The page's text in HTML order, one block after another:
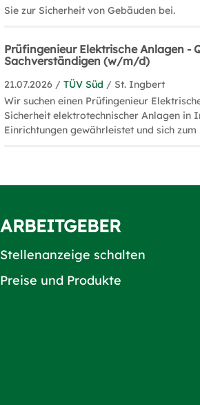
Sie zur Sicherheit von Gebäuden bei.
Prüfingenieur Elektrische Anlagen -
Sachverständigen (w/m/d)
21.07.2026 /TÜV Süd / St. Ingbert
Wir suchen einen Prüfingenieur
Sicherheit elektrotechnischer Anlagen in
Einrichtungen gewährleistet und sich
ARBEITGEBER
Stellenanzeige schalten
Preise und Produkte